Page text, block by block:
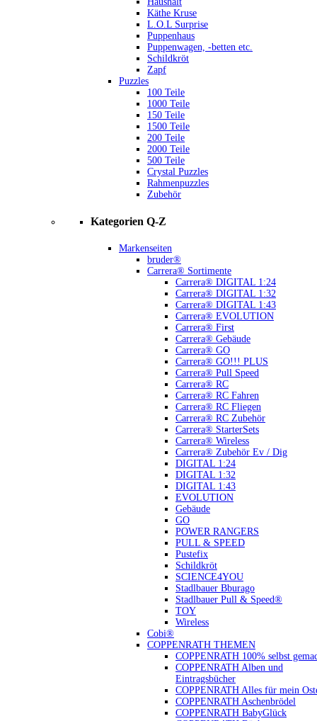
Käthe Kruse
L.O.L Surprise
Puppenhaus
Puppenwagen, -betten etc.
Schildkröt
Zapf
Puzzles
100 Teile
1000 Teile
150 Teile
1500 Teile
200 Teile
2000 Teile
500 Teile
Crystal Puzzles
Rahmenpuzzles
Zubehör
Kategorien Q-Z
Markenseiten
bruder®
Carrera® Sortimente
Carrera® DIGITAL 1:24
Carrera® DIGITAL 1:32
Carrera® DIGITAL 1:43
Carrera® EVOLUTION
Carrera® First
Carrera® Gebäude
Carrera® GO
Carrera® GO!!! PLUS
Carrera® Pull Speed
Carrera® RC
Carrera® RC Fahren
Carrera® RC Fliegen
Carrera® RC Zubehör
Carrera® StarterSets
Carrera® Wireless
Carrera® Zubehör Ev / Dig
DIGITAL 1:24
DIGITAL 1:32
DIGITAL 1:43
EVOLUTION
Gebäude
GO
POWER RANGERS
PULL & SPEED
Pustefix
Schildkröt
SCIENCE4YOU
Stadlbauer Bburago
Stadlbauer Pull & Speed®
TOY
Wireless
Cobi®
COPPENRATH THEMEN
COPPENRATH 100% selbst
COPPENRATH Alben und
Eintragsbücher
COPPENRATH Alles für mein
COPPENRATH Aschenbrödel
COPPENRATH BabyGlück